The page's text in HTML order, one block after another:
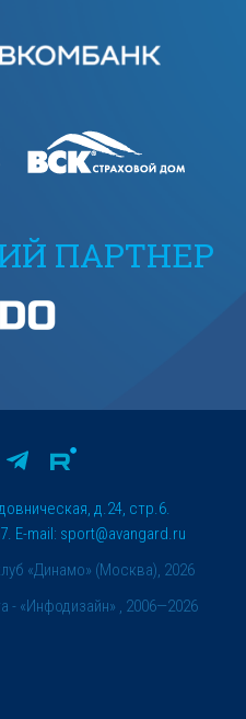
ПАРТНЕР
«Динамо» (Москва), 2026
д.24, стр.6.
E-mail: sport@avangard.ru
- «Инфодизайн» , 2006—2026